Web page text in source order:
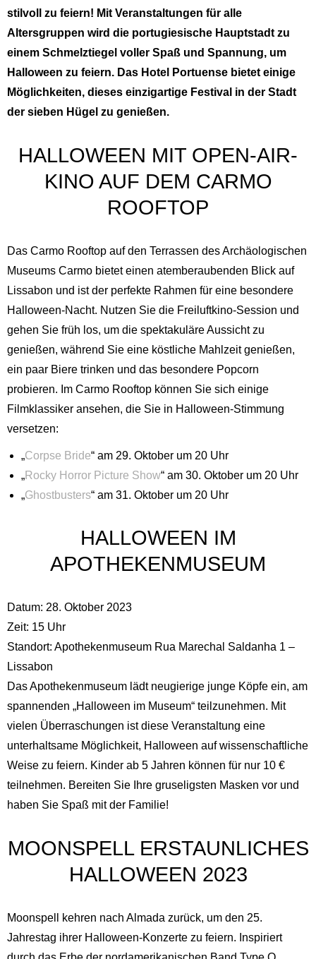
stilvoll zu feiern! Mit Veranstaltungen für alle
Altersgruppen wird die portugiesische Hauptstadt zu
einem Schmelztiegel voller Spaß und Spannung, um
Halloween zu feiern. Das Hotel Portuense bietet einige
Möglichkeiten, dieses einzigartige Festival in der Stadt
der sieben Hügel zu genießen.
HALLOWEEN MIT OPEN-AIR-
KINO AUF DEM CARMO
ROOFTOP
Das Carmo Rooftop auf den Terrassen des Archäologischen
Museums Carmo bietet einen atemberaubenden Blick auf
Lissabon und ist der perfekte Rahmen für eine besondere
Halloween-Nacht. Nutzen Sie die Freiluftkino-Session und
gehen Sie früh los, um die spektakuläre Aussicht zu
genießen, während Sie eine köstliche Mahlzeit genießen,
ein paar Biere trinken und das besondere Popcorn
probieren. Im Carmo Rooftop können Sie sich einige
Filmklassiker ansehen, die Sie in Halloween-Stimmung
versetzen:
„Corpse Bride“ am 29. Oktober um 20 Uhr
„Rocky Horror Picture Show“ am 30. Oktober um 20 Uhr
„Ghostbusters“ am 31. Oktober um 20 Uhr
HALLOWEEN IM
APOTHEKENMUSEUM
Datum: 28. Oktober 2023
Zeit: 15 Uhr
Standort: Apothekenmuseum Rua Marechal Saldanha 1 –
Lissabon
Das Apothekenmuseum lädt neugierige junge Köpfe ein, am
spannenden „Halloween im Museum“ teilzunehmen. Mit
vielen Überraschungen ist diese Veranstaltung eine
unterhaltsame Möglichkeit, Halloween auf wissenschaftliche
Weise zu feiern. Kinder ab 5 Jahren können für nur 10 €
teilnehmen. Bereiten Sie Ihre gruseligsten Masken vor und
haben Sie Spaß mit der Familie!
MOONSPELL ERSTAUNLICHES
HALLOWEEN 2023
Moonspell kehren nach Almada zurück, um den 25.
Jahrestag ihrer Halloween-Konzerte zu feiern. Inspiriert